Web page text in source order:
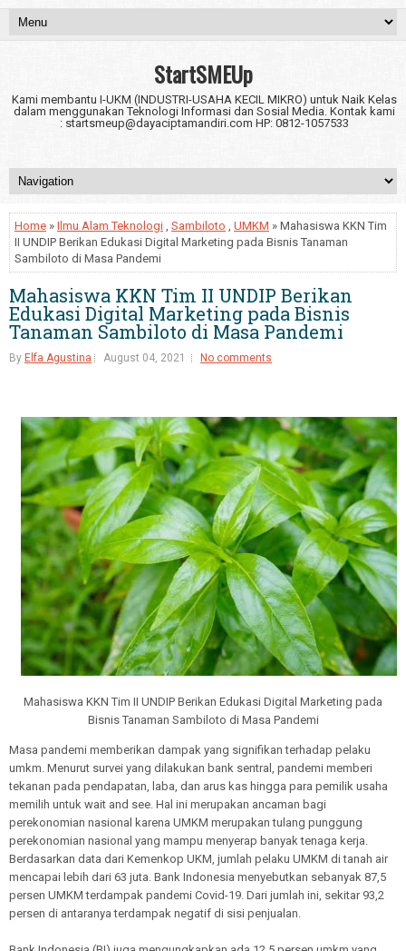
StartSMEUp
Kami membantu I-UKM (INDUSTRI-USAHA KECIL MIKRO) untuk Naik Kelas
dalam menggunakan Teknologi Informasi dan Sosial Media. Kontak kami
: startsmeup@dayaciptamandiri.com HP: 0812-1057533
Home » Ilmu Alam Teknologi , Sambiloto , UMKM » Mahasiswa KKN Tim
II UNDIP Berikan Edukasi Digital Marketing pada Bisnis Tanaman
Sambiloto di Masa Pandemi
Mahasiswa KKN Tim II UNDIP Berikan
Edukasi Digital Marketing pada Bisnis
Tanaman Sambiloto di Masa Pandemi
By Elfa Agustina August 04, 2021 No comments
Mahasiswa KKN Tim II UNDIP Berikan Edukasi Digital Marketing pada
Bisnis Tanaman Sambiloto di Masa Pandemi
Masa pandemi memberikan dampak yang signifikan terhadap pelaku
umkm. Menurut survei yang dilakukan bank sentral, pandemi memberi
tekanan pada pendapatan, laba, dan arus kas hingga para pemilik usaha
memilih untuk wait and see. Hal ini merupakan ancaman bagi
perekonomian nasional karena UMKM merupakan tulang punggung
perekonomian nasional yang mampu menyerap banyak tenaga kerja.
Berdasarkan data dari Kemenkop UKM, jumlah pelaku UMKM di tanah air
mencapai lebih dari 63 juta. Bank Indonesia menyebutkan sebanyak 87,5
persen UMKM terdampak pandemi Covid-19. Dari jumlah ini, sekitar 93,2
persen di antaranya terdampak negatif di sisi penjualan.